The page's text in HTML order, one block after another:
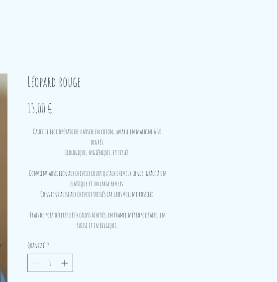
Léopard rouge
15,00 €
Calot de bloc opératoire unisexe en coton, lavable en machine à 30
degrés.
Ecologique, hygiénique, et stylé!
Convient aussi bien aux cheveux court qu'aux cheveux longs, grâce à un
élastique et un large revers.
Convient aussi aux cheveux tressés car gros volume possible.
Frais de port offerts dès 4 calots achetés, en France métropolitaire, en
Suisse et en Belgique.
Quantité *